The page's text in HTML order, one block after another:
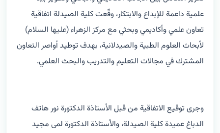
علمية داعمة للإبداع والابتكار، وقّعت كلية الصيدلة اتفاقية
تعاون علمي وأكاديمي وبحثي مع مركز الزهراء (عليها السلام)
لأبحاث العلوم الطبية والصيدلانية، بهدف توطيد أواصر التعاون
المشترك في مجالات التعليم والتدريب والبحث العلمي.
وجرى توقيع الاتفاقية من قبل الأستاذة الدكتورة نور هاتف
الدباغ عميدة كلية الصيدلة، والأستاذة الدكتورة لمى مجيد